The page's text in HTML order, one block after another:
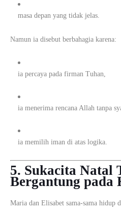
masa depan yang tidak jelas.
Namun ia disebut berbahagia karena:
ia percaya pada firman Tuhan,
ia menerima rencana Allah tanpa
ia memilih iman di atas logika.
5. Sukacita Natal
Bergantung pada
Maria dan Elisabet sama-sama hidup